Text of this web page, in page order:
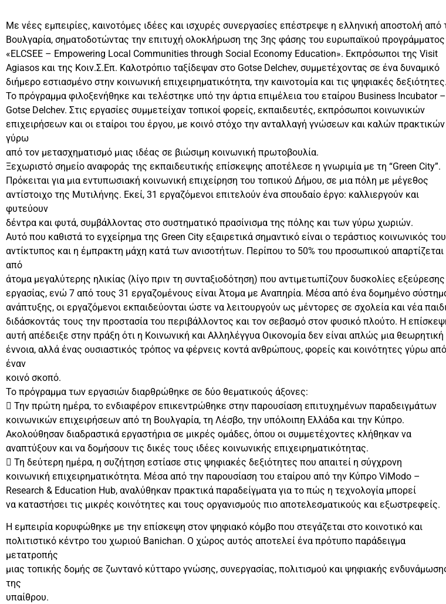
Με νέες εμπειρίες, καινοτόμες ιδέες και ισχυρές συνεργασίες επέστρεψε η ελληνική αποστολή από
Βουλγαρία, σηματοδοτώντας την επιτυχή ολοκλήρωση της 3ης φάσης του ευρωπαϊκού προγράμματος
«ELCSEE – Empowering Local Communities through Social Economy Education». Εκπρόσωποι της Visit
Agiasos και της Κοιν.Σ.Επ. Καλοτρόπιο ταξίδεψαν στο Gotse Delchev, συμμετέχοντας σε ένα δυναμικό
διήμερο εστιασμένο στην κοινωνική επιχειρηματικότητα, την καινοτομία και τις ψηφιακές δεξιότητες.
Το πρόγραμμα φιλοξενήθηκε και τελέστηκε υπό την άρτια επιμέλεια του εταίρου Business Incubator –
Gotse Delchev. Στις εργασίες συμμετείχαν τοπικοί φορείς, εκπαιδευτές, εκπρόσωποι κοινωνικών
επιχειρήσεων και οι εταίροι του έργου, με κοινό στόχο την ανταλλαγή γνώσεων και καλών πρακτικών
γύρω
από τον μετασχηματισμό μιας ιδέας σε βιώσιμη κοινωνική πρωτοβουλία.
Ξεχωριστό σημείο αναφοράς της εκπαιδευτικής επίσκεψης αποτέλεσε η γνωριμία με τη “Green City”.
Πρόκειται για μια εντυπωσιακή κοινωνική επιχείρηση του τοπικού Δήμου, σε μια πόλη με μέγεθος
αντίστοιχο της Μυτιλήνης. Εκεί, 31 εργαζόμενοι επιτελούν ένα σπουδαίο έργο: καλλιεργούν και
φυτεύουν
δέντρα και φυτά, συμβάλλοντας στο συστηματικό πρασίνισμα της πόλης και των γύρω χωριών.
Αυτό που καθιστά το εγχείρημα της Green City εξαιρετικά σημαντικό είναι ο τεράστιος κοινωνικός του
αντίκτυπος και η έμπρακτη μάχη κατά των ανισοτήτων. Περίπου το 50% του προσωπικού απαρτίζεται
από
άτομα μεγαλύτερης ηλικίας (λίγο πριν τη συνταξιοδότηση) που αντιμετωπίζουν δυσκολίες εξεύρεσης
εργασίας, ενώ 7 από τους 31 εργαζομένους είναι Άτομα με Αναπηρία. Μέσα από ένα δομημένο
ανάπτυξης, οι εργαζόμενοι εκπαιδεύονται ώστε να λειτουργούν ως μέντορες σε σχολεία και νέα
διδάσκοντάς τους την προστασία του περιβάλλοντος και τον σεβασμό στον φυσικό πλούτο. Η
αυτή απέδειξε στην πράξη ότι η Κοινωνική και Αλληλέγγυα Οικονομία δεν είναι απλώς μια θεωρητική
έννοια, αλλά ένας ουσιαστικός τρόπος να φέρνεις κοντά ανθρώπους, φορείς και κοινότητες γύρω από
έναν
κοινό σκοπό.
Το πρόγραμμα των εργασιών διαρθρώθηκε σε δύο θεματικούς άξονες:
 Την πρώτη ημέρα, το ενδιαφέρον επικεντρώθηκε στην παρουσίαση επιτυχημένων παραδειγμάτων
κοινωνικών επιχειρήσεων από τη Βουλγαρία, τη Λέσβο, την υπόλοιπη Ελλάδα και την Κύπρο.
Ακολούθησαν διαδραστικά εργαστήρια σε μικρές ομάδες, όπου οι συμμετέχοντες κλήθηκαν να
αναπτύξουν και να δομήσουν τις δικές τους ιδέες κοινωνικής επιχειρηματικότητας.
 Τη δεύτερη ημέρα, η συζήτηση εστίασε στις ψηφιακές δεξιότητες που απαιτεί η σύγχρονη
κοινωνική επιχειρηματικότητα. Μέσα από την παρουσίαση του εταίρου από την Κύπρο ViModo –
Research & Education Hub, αναλύθηκαν πρακτικά παραδείγματα για το πώς η τεχνολογία μπορεί
να καταστήσει τις μικρές κοινότητες και τους οργανισμούς πιο αποτελεσματικούς και εξωστρεφείς.
Η εμπειρία κορυφώθηκε με την επίσκεψη στον ψηφιακό κόμβο που στεγάζεται στο κοινοτικό και
πολιτιστικό κέντρο του χωριού Banichan. Ο χώρος αυτός αποτελεί ένα πρότυπο παράδειγμα
μετατροπής
μιας τοπικής δομής σε ζωντανό κύτταρο γνώσης, συνεργασίας, πολιτισμού και ψηφιακής
της
υπαίθρου.